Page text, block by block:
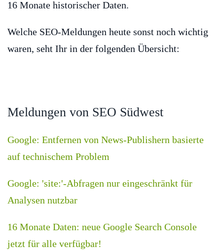
16 Monate historischer Daten.
Welche SEO-Meldungen heute sonst noch wichtig
waren, seht Ihr in der folgenden Übersicht:
Meldungen von SEO Südwest
Google: Entfernen von News-Publishern basierte
auf technischem Problem
Google: 'site:'-Abfragen nur eingeschränkt für
Analysen nutzbar
16 Monate Daten: neue Google Search Console
jetzt für alle verfügbar!